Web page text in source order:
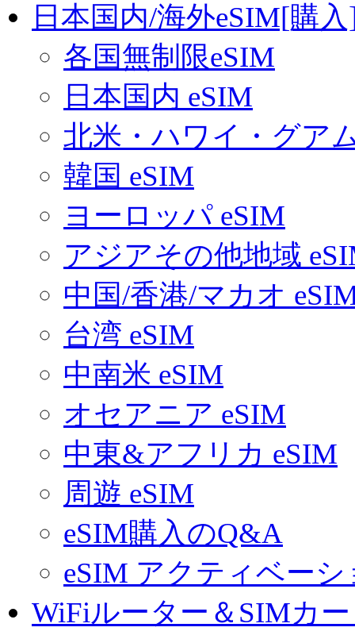
日本国内/海外eSIM[購
各国無制限eSIM
日本国内 eSIM
北米・ハワイ・グア
韓国 eSIM
ヨーロッパ eSIM
アジアその他地域
中国/香港/マカオ
台湾 eSIM
中南米 eSIM
オセアニア eSIM
中東&アフリカ eSIM
周遊 eSIM
eSIM購入のQ&A
eSIM アクティベー
WiFiルーター＆SIMカ